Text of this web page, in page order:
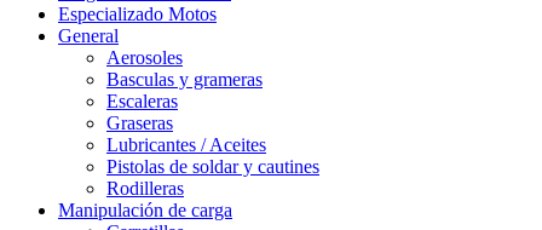
Especializado Motos
General
Aerosoles
Basculas y grameras
Escaleras
Graseras
Lubricantes / Aceites
Pistolas de soldar y cautines
Rodilleras
Manipulación de carga